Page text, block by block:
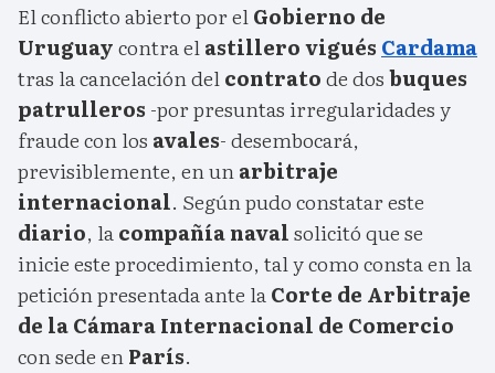
El conflicto abierto por elGobierno de
Uruguaycontra elastillero vigués Cardama
tras la cancelación delcontratode dosbuques
patrulleros -por presuntas irregularidades y
fraude con los avales- desembocará,
previsiblemente, en unarbitraje
internacional. Según pudo constatar este
diario, lacompañía navalsolicitó que se
inicie este procedimiento, tal y como consta en la
petición presentada ante laCorte de Arbitraje
de la Cámara Internacional de Comercio
con sede enParís.